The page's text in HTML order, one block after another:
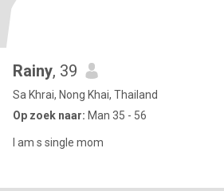
Rainy, 39
Sa Khrai, Nong Khai, Thailand
Op zoek naar: Man 35 - 56
I am s single mom